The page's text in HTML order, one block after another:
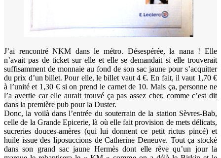
J’ai rencontré NKM dans le métro. Désespérée, la nana ! Elle
n’avait pas de ticket sur elle et elle se demandait si elle trouverait
suffisamment de monnaie au fond de son sac jaune pour s’acquitter
du prix d’un billet. Pour elle, le billet vaut 4 €. En fait, il vaut 1,70 €
à l’unité et 1,30 € si on prend le carnet de 10. Mais ça, personne ne
l’a avertie car elle aurait trouvé ça pas assez cher, comme c’est dit
dans la première pub pour la Duster.
Donc, la voilà dans l’entrée du souterrain de la station Sèvres-Bab,
celle de la Grande Epicerie, là où elle fait provision de mets délicats,
sucreries douces-amères (qui lui donnent ce petit rictus pincé) et
huile issue des liposuccions de Catherine Deneuve. Tout ça stocké
dans son grand sac jaune Hermès dont elle rêve qu’un jour la